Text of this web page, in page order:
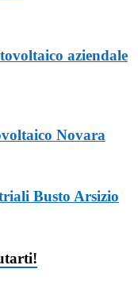
aziendale
Novara
Busto Arsizio